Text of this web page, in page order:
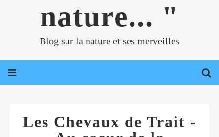
nature... "
Blog sur la nature et ses merveilles
Les Chevaux de Trait -